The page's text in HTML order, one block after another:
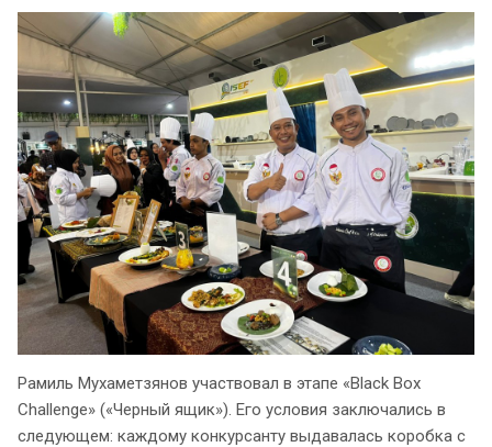
Рамиль Мухаметзянов участвовал в этапе «Black Box
Challenge» («Черный ящик»). Его условия заключались в
следующем: каждому конкурсанту выдавалась коробка с